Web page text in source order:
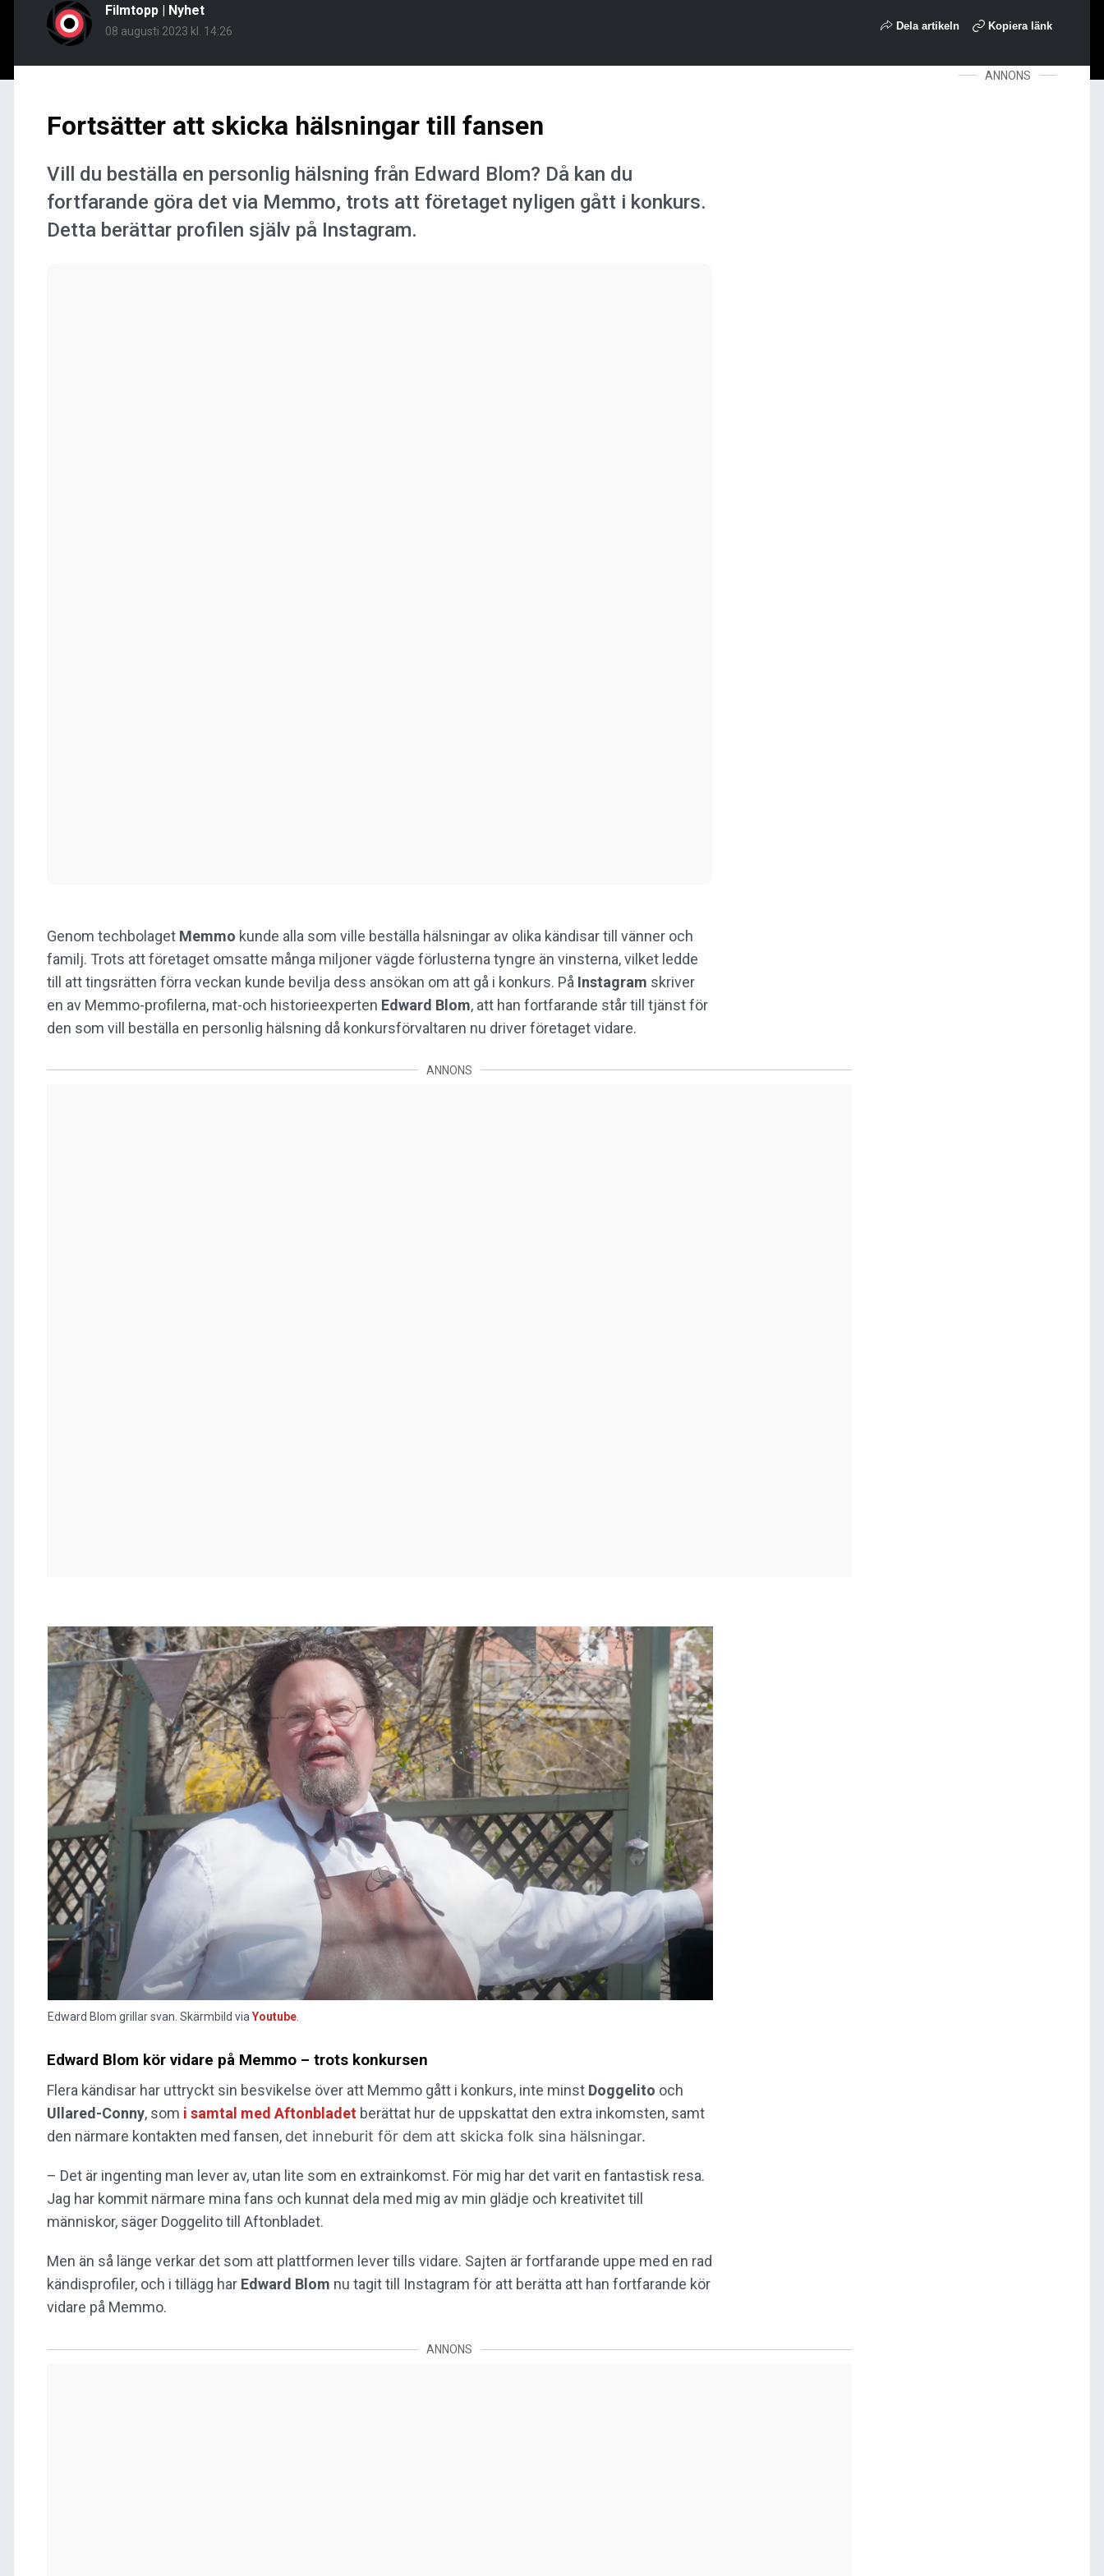
Filmtopp | Nyhet
08 augusti 2023 kl. 14:26 Dela artikeln Kopiera länk
Fortsätter att skicka hälsningar till fansen
Vill du beställa en personlig hälsning från Edward Blom? Då kan du
fortfarande göra det via Memmo, trots att företaget nyligen gått i konkurs.
Detta berättar profilen själv på Instagram.
Genom techbolaget Memmo kunde alla som ville beställa hälsningar av olika kändisar till vänner och
familj. Trots att företaget omsatte många miljoner vägde förlusterna tyngre än vinsterna, vilket ledde
till att tingsrätten förra veckan kunde bevilja dess ansökan om att gå i konkurs. På Instagram skriver
en av Memmo-profilerna, mat-och historieexperten Edward Blom, att han fortfarande står till tjänst för
den som vill beställa en personlig hälsning då konkursförvaltaren nu driver företaget vidare.
ANNONS
Edward Blom grillar svan. Skärmbild viaYoutube.
Edward Blom kör vidare på Memmo – trots konkursen
Flera kändisar har uttryckt sin besvikelse över att Memmo gått i konkurs, inte minst Doggelito och
Ullared-Conny, som i samtal med Aftonbladet berättat hur de uppskattat den extra inkomsten, samt
den närmare kontakten med fansen, det inneburit för dem att skicka folk sina hälsningar.
– Det är ingenting man lever av, utan lite som en extrainkomst. För mig har det varit en fantastisk resa.
Jag har kommit närmare mina fans och kunnat dela med mig av min glädje och kreativitet till
människor, säger Doggelito till Aftonbladet.
Men än så länge verkar det som att plattformen lever tills vidare. Sajten är fortfarande uppe med en rad
kändisprofiler, och i tillägg har Edward Blom nu tagit till Instagram för att berätta att han fortfarande kör
vidare på Memmo.
ANNONS
ANNONS